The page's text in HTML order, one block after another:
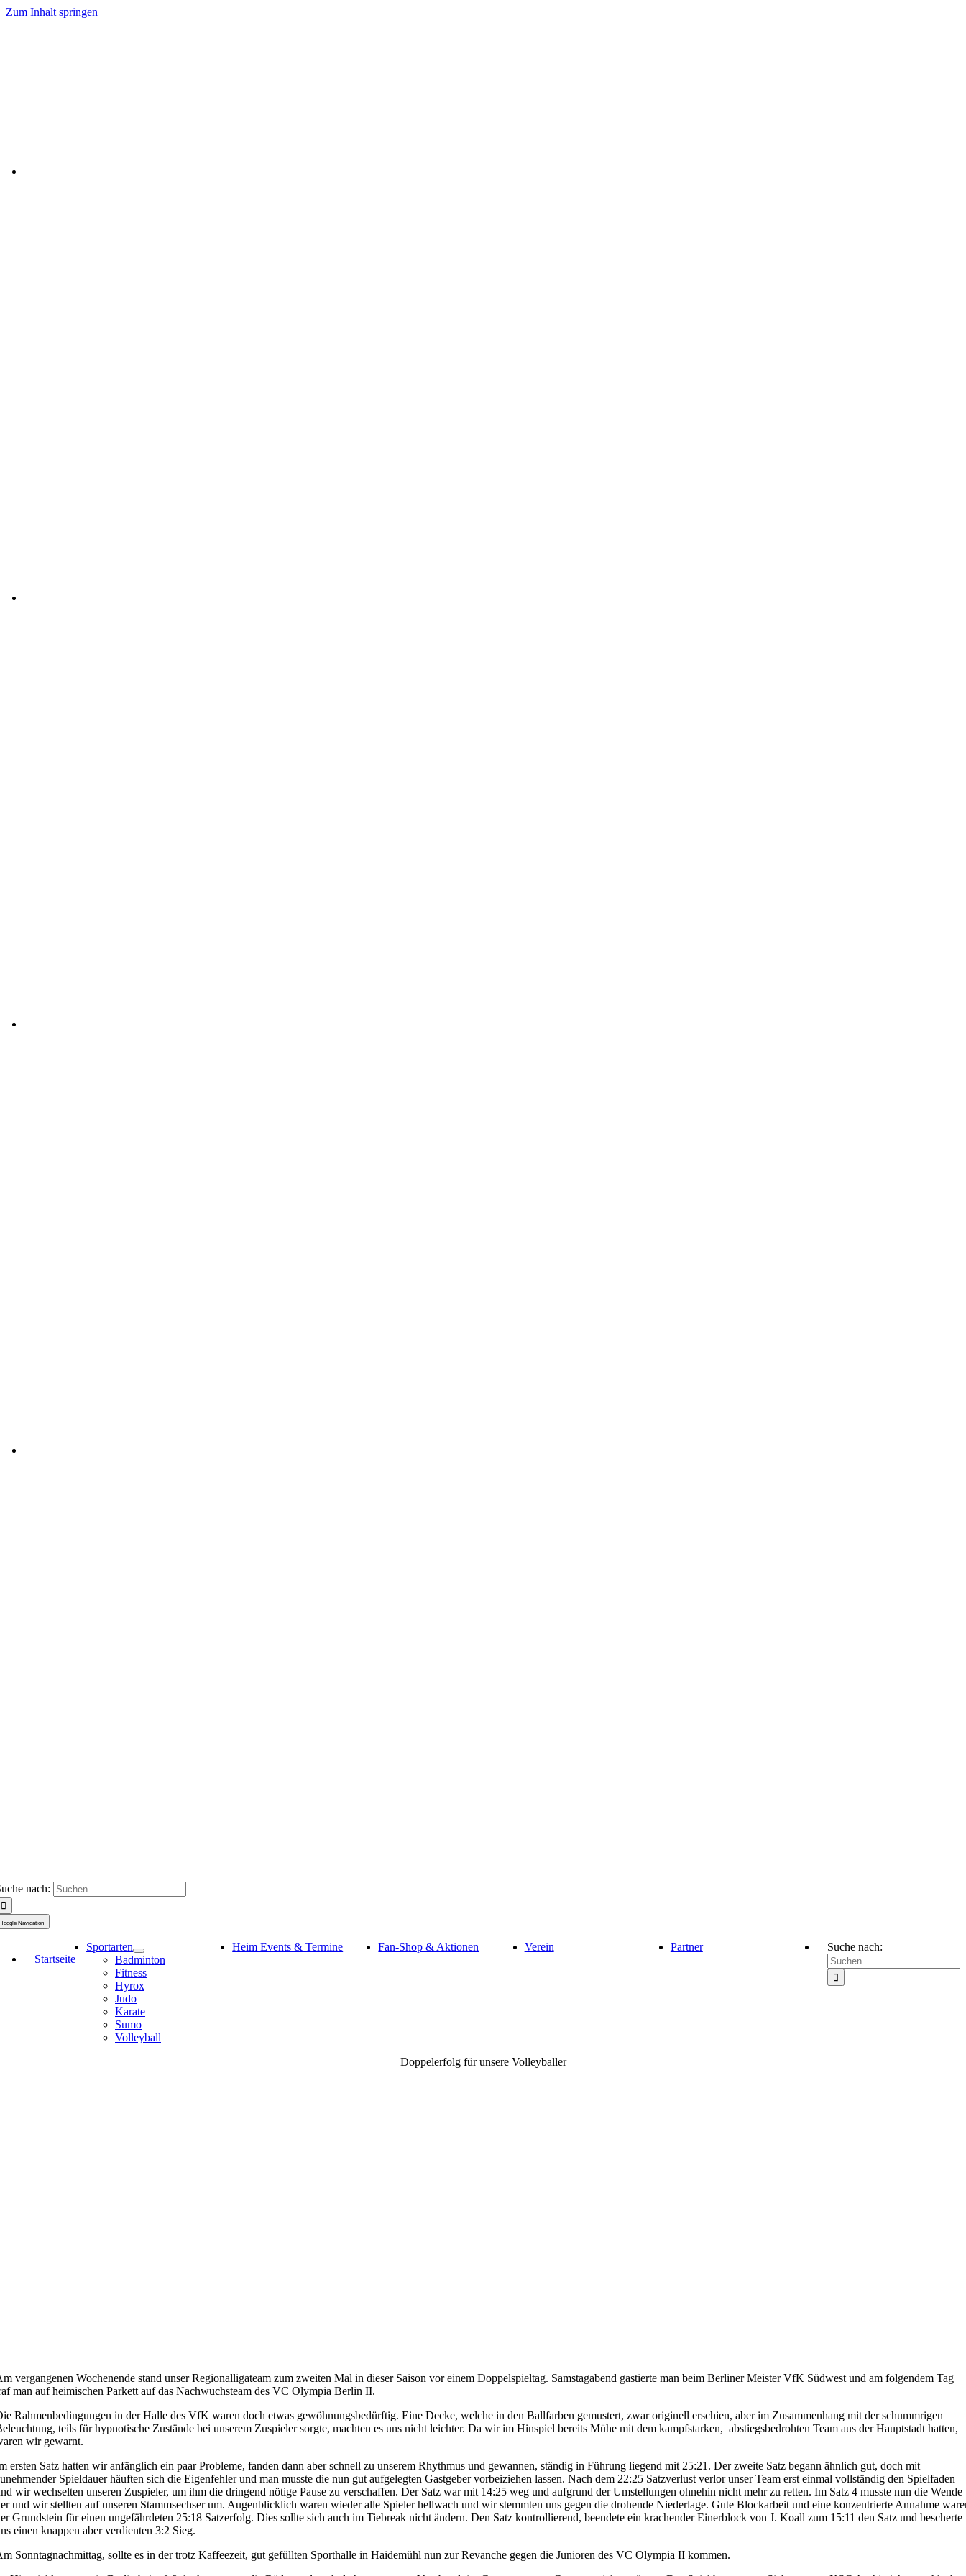
Zum Inhalt springen
nach:
Toggle Navigation
Startseite
Sportarten
Badminton
Fitness
Hyrox
Judo
Karate
Sumo
Volleyball
Heim Events & Termine Fan-Shop & Aktionen Verein Partner Suche nach:
Doppelerfolg für unsere Volleyballer
vergangenen Wochenende stand unser Regionalligateam zum zweiten Mal in dieser Saison vor einem Doppelspieltag. Samstagabend gastierte man beim Berliner Meister VfK Südwest und am folgendem Tag
man auf heimischen Parkett auf das Nachwuchsteam des VC Olympia Berlin II.
Rahmenbedingungen in der Halle des VfK waren doch etwas gewöhnungsbedürftig. Eine Decke, welche in den Ballfarben gemustert, zwar originell erschien, aber im Zusammenhang mit der schummrigen
teils für hypnotische Zustände bei unserem Zuspieler sorgte, machten es uns nicht leichter. Da wir im Hinspiel bereits Mühe mit dem kampfstarken, abstiegsbedrohten Team aus der Hauptstadt hatten,
wir gewarnt.
ersten Satz hatten wir anfänglich ein paar Probleme, fanden dann aber schnell zu unserem Rhythmus und gewannen, ständig in Führung liegend mit 25:21. Der zweite Satz begann ähnlich gut, doch mit
Spieldauer häuften sich die Eigenfehler und man musste die nun gut aufgelegten Gastgeber vorbeiziehen lassen. Nach dem 22:25 Satzverlust verlor unser Team erst einmal vollständig den Spielfaden
wir wechselten unseren Zuspieler, um ihm die dringend nötige Pause zu verschaffen. Der Satz war mit 14:25 weg und aufgrund der Umstellungen ohnehin nicht mehr zu retten. Im Satz 4 musste nun die Wende
und wir stellten auf unseren Stammsechser um. Augenblicklich waren wieder alle Spieler hellwach und wir stemmten uns gegen die drohende Niederlage. Gute Blockarbeit und eine konzentrierte Annahme
Grundstein für einen ungefährdeten 25:18 Satzerfolg. Dies sollte sich auch im Tiebreak nicht ändern. Den Satz kontrollierend, beendete ein krachender Einerblock von J. Koall zum 15:11 den Satz und bescherte
einen knappen aber verdienten 3:2 Sieg.
Sonntagnachmittag, sollte es in der trotz Kaffeezeit, gut gefüllten Sporthalle in Haidemühl nun zur Revanche gegen die Junioren des VC Olympia II kommen.